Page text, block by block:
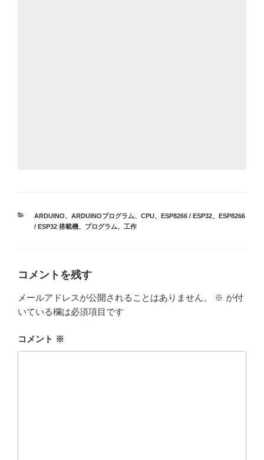
カ
テ
ARDUINO、 ARDUINOプログラム、 CPU、 ESP8266 / ESP32、
ESP8266
/ ESP32 搭載機、 プログラム、 工作
コメントを残す
メールアドレスが公開されることはありません。 ※ が付
いている欄は必須項目です
コメント ※